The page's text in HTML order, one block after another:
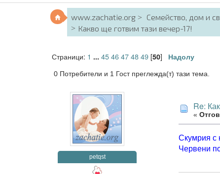
www.zachatie.org Семейство, дом и
Какво ще готвим тази вечер-17!
Страници: 1 ... 4546474849[50] Надолу
0 Потребители и 1 Гост преглежда(т) тази тема.
petqst
Re:
«
Скумрия с
Червени